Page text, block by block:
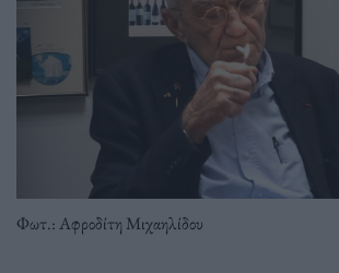
Φωτ.: Αφροδίτη Μιχαηλίδου